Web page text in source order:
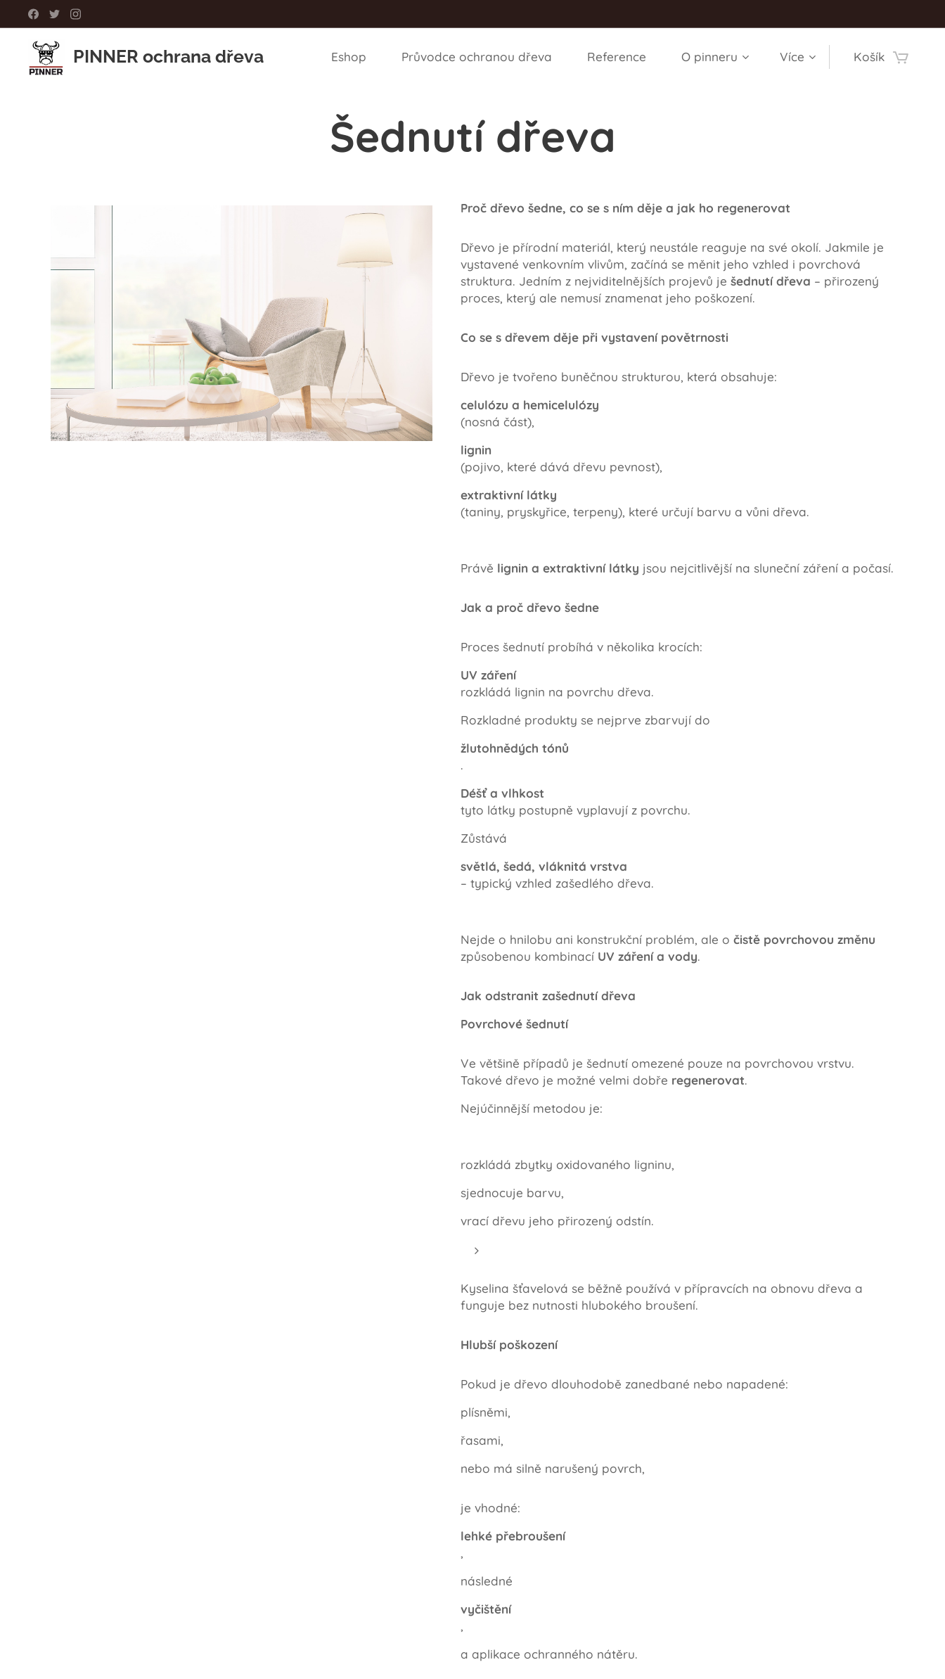
PINNER ochrana dřeva Eshop Průvodce ochranou dřeva Reference O pinneru Více Košík
Šednutí dřeva
Proč dřevo šedne, co se s ním děje a jak ho regenerovat
Dřevo je přírodní materiál, který neustále reaguje na své okolí. Jakmile je
vystavené venkovním vlivům, začíná se měnit jeho vzhled i povrchová
struktura. Jedním z nejviditelnějších projevů ješednutí dřeva – přirozený
proces, který ale nemusí znamenat jeho poškození.
Co se s dřevem děje při vystavení povětrnosti
Dřevo je tvořeno buněčnou strukturou, která obsahuje:
celulózu a hemicelulózy
(nosná část),
lignin
(pojivo, které dává dřevu pevnost),
extraktivní látky
(taniny, pryskyřice, terpeny), které určují barvu a vůni dřeva.
Právě lignin a extraktivní látky jsou nejcitlivější na sluneční záření a počasí.
Jak a proč dřevo šedne
Proces šednutí probíhá v několika krocích:
UV záření
rozkládá lignin na povrchu dřeva.
Rozkladné produkty se nejprve zbarvují do
žlutohnědých tónů
.
Déšť a vlhkost
tyto látky postupně vyplavují z povrchu.
Zůstává
světlá, šedá, vláknitá vrstva
– typický vzhled zašedlého dřeva.
Nejde o hnilobu ani konstrukční problém, ale očistě povrchovou změnu
způsobenou kombinací UV záření a vody.
Jak odstranit zašednutí dřeva
Povrchové šednutí
Ve většině případů je šednutí omezené pouze na povrchovou vrstvu.
Takové dřevo je možné velmi dobře regenerovat.
Nejúčinnější metodou je:
rozkládá zbytky oxidovaného ligninu,
sjednocuje barvu,
vrací dřevu jeho přirozený odstín.
Kyselina šťavelová se běžně používá v přípravcích na obnovu dřeva a
funguje bez nutnosti hlubokého broušení.
Hlubší poškození
Pokud je dřevo dlouhodobě zanedbané nebo napadené:
plísněmi,
řasami,
nebo má silně narušený povrch,
je vhodné:
lehké přebroušení
,
následné
vyčištění
,
a aplikace ochranného nátěru.